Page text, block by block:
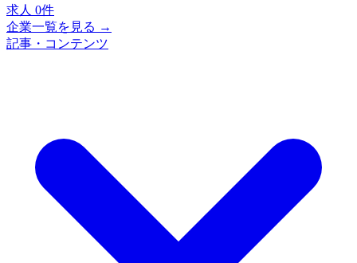
求人 0件
企業一覧を見る →
記事・コンテンツ